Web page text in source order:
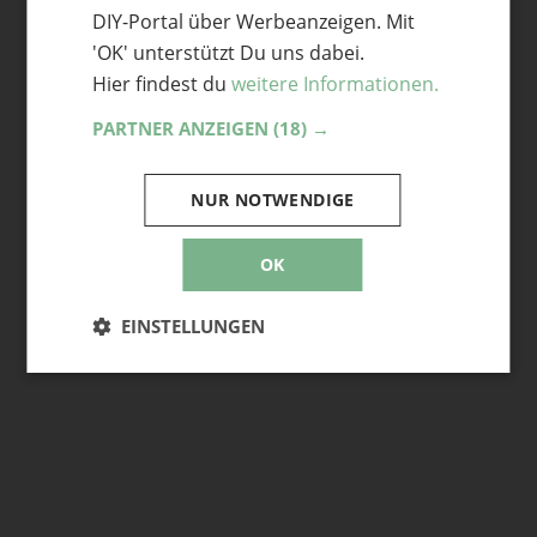
Häkeln und Stricken by
Swannyjo
DIY-Portal über Werbeanzeigen. Mit
'OK' unterstützt Du uns dabei.
Hier findest du weitere Informationen.
PARTNER ANZEIGEN (18) →
OK
NUR NOTWENDIGE
EINSTELLUNGEN